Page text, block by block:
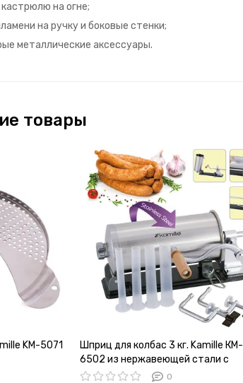
на огне;
на ручку и боковые стенки;
металлические аксессуары.
товары
KM-5071
Шприц для колбас 3 кг. Kamille КM-
6502 из нержавеющей стали с
силиконовыми насадками
0